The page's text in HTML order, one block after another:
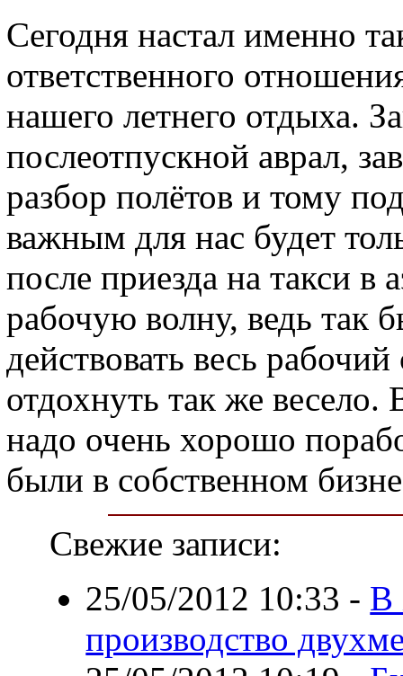
Сегодня настал именно
ответственного
нашего летнего отдыха.
послеотпускной аврал,
разбор полётов и тому
важным для нас будет
после приезда на такси в
рабочую волну, ведь так
действовать весь
отдохнуть так же
надо очень хорошо
были в собственном
Свежие записи:
25/05/2012 10:33 - В
производство